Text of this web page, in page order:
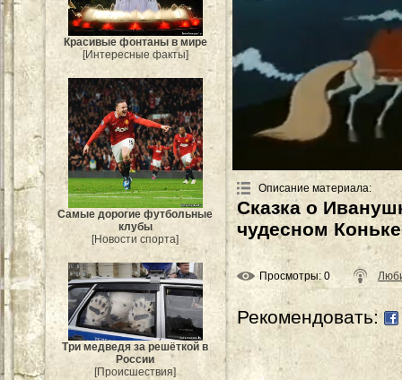
Красивые фонтаны в мире
[Интересные факты]
Самые дорогие футбольные
клубы
[Новости спорта]
Три медведя за решёткой в
России
[Происшествия]
Описание материала:
Сказка о
чудесном
Просмотры: 0
Рекомендовать: